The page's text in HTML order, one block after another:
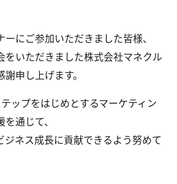
にご参加いただきました皆様、
をいただきました株式会社マネクル
申し上げます。
ップをはじめとするマーケティン
通じて、
ジネス成長に貢献できるよう努めて